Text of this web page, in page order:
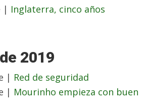
| Inglaterra, cinco años
2019
| Red de seguridad
| Mourinho empieza con buen